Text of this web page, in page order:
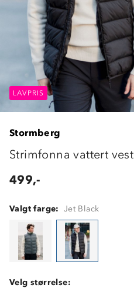
LAVPRIS
LAVPRIS
Stormberg
Strimfonna vattert vest
499,-
Valgt farge: Jet Black
Velg størrelse: